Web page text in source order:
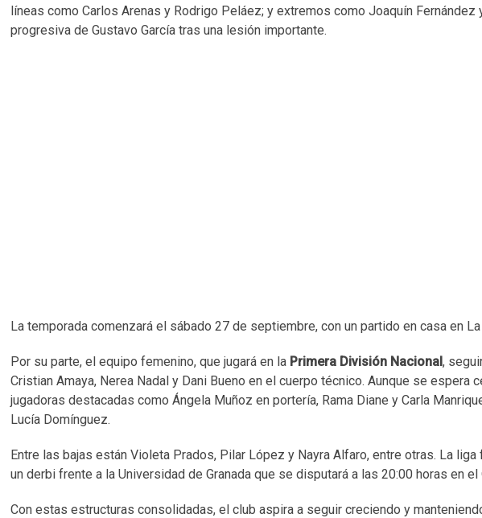
líneas como Carlos Arenas y Rodrigo Peláez; y extremos como Joaquín
progresiva de Gustavo García tras una lesión importante.
La temporada comenzará el sábado 27 de septiembre, con un partido en casa en
Por su parte, el equipo femenino, que jugará en la Primera División Nacional,
Cristian Amaya, Nerea Nadal y Dani Bueno en el cuerpo técnico. Aunque se espera
jugadoras destacadas como Ángela Muñoz en portería, Rama Diane y Carla
Lucía Domínguez.
Entre las bajas están Violeta Prados, Pilar López y Nayra Alfaro, entre otras. La
un derbi frente a la Universidad de Granada que se disputará a las 20:00 horas en
Con estas estructuras consolidadas, el club aspira a seguir creciendo y